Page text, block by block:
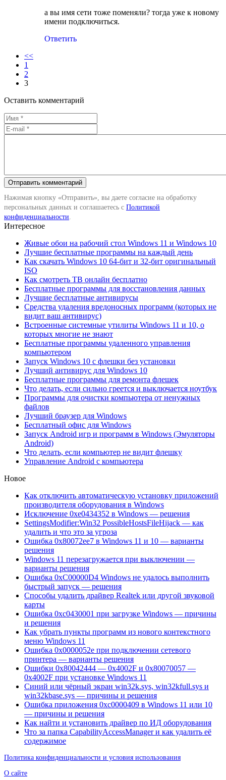
а вы имя сети тоже поменяли? тогда уже к новому
имени подключиться.
Ответить
<<
1
2
3
Оставить комментарий
Нажимая кнопку «Отправить», вы даете согласие на обработку
персональных данных и соглашаетесь с Политикой
конфиденциальности
Интересное
Живые обои на рабочий стол Windows 11 и Windows 10
Лучшие бесплатные программы на каждый день
Как скачать Windows 10 64-бит и 32-бит оригинальный
ISO
Как смотреть ТВ онлайн бесплатно
Бесплатные программы для восстановления данных
Лучшие бесплатные антивирусы
Средства удаления вредоносных программ (которых не
видит ваш антивирус)
Встроенные системные утилиты Windows 11 и 10, о
которых многие не знают
Бесплатные программы удаленного управления
компьютером
Запуск Windows 10 с флешки без установки
Лучший антивирус для Windows 10
Бесплатные программы для ремонта флешек
Что делать, если сильно греется и выключается ноутбук
Программы для очистки компьютера от ненужных
файлов
Лучший браузер для Windows
Бесплатный офис для Windows
Запуск Android игр и программ в Windows (Эмуляторы
Android)
Что делать, если компьютер не видит флешку
Управление Android с компьютера
Новое
Как отключить автоматическую установку приложений
производителя оборудования в Windows
Исключение 0xe0434352 в Windows — решения
SettingsModifier:Win32 PossibleHostsFileHijack — как
удалить и что это за угроза
Ошибка 0x80072ee7 в Windows 11 и 10 — варианты
решения
Windows 11 перезагружается при выключении —
варианты решения
Ошибка 0xC00000D4 Windows не удалось выполнить
быстрый запуск — решения
Способы удалить драйвер Realtek или другой звуковой
карты
Ошибка 0xc0430001 при загрузке Windows — причины
и решения
Как убрать пункты программ из нового контекстного
меню Windows 11
Ошибка 0x0000052e при подключении сетевого
принтера — варианты решения
Ошибки 0x80042444 — 0x4002F и 0x80070057 —
0x4002F при установке Windows 11
Синий или чёрный экран win32k.sys, win32kfull.sys и
win32kbase.sys — причины и решения
Ошибка приложения 0xc0000409 в Windows 11 или 10
— причины и решения
Как найти и установить драйвер по ИД оборудования
Что за папка CapabilityAccessManager и как удалить её
содержимое
Политика конфиденциальности и условия использования
О сайте